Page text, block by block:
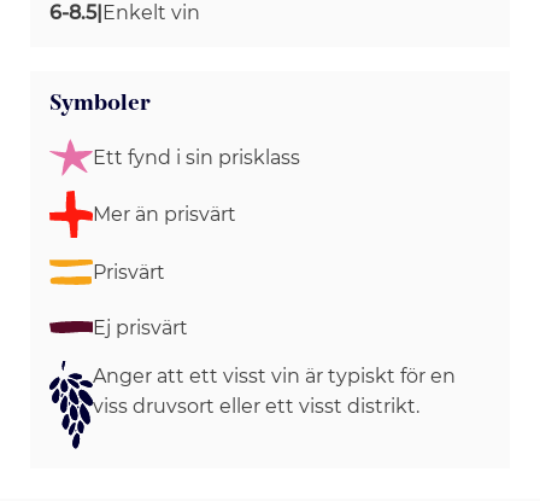
6-8.5| Enkelt vin
Symboler
Ett fynd i sin prisklass
Mer än prisvärt
Prisvärt
Ej prisvärt
Anger att ett visst vin är typiskt för en
viss druvsort eller ett visst distrikt.